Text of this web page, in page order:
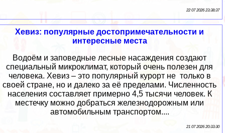
22 07 2026 23:38:37
Хевиз: популярные достопримечательности и
интересные места
Водоём и заповедные лесные насаждения создают
специальный микроклимат, который очень полезен для
человека. Хевиз – это популярный курорт не только в
своей стране, но и далеко за её пределами. Численность
населения составляет примерно 4,5 тысячи человек. К
местечку можно добраться железнодорожным или
автомобильным транспортом....
21 07 2026 20:33:30